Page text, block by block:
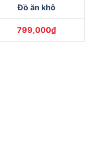
Đồ ăn khô
799,000₫